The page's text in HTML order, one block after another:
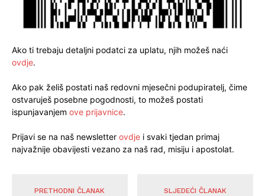
Ako ti trebaju detaljni podatci za uplatu, njih možeš naći
ovdje.
Ako pak želiš postati naš redovni mjesečni podupiratelj, čime
ostvaruješ posebne pogodnosti, to možeš postati
ispunjavanjem ove prijavnice.
Prijavi se na naš newsletter ovdje i svaki tjedan primaj
najvažnije obavijesti vezano za naš rad, misiju i apostolat.
PRETHODNI ČLANAK SLJEDEĆI ČLANAK